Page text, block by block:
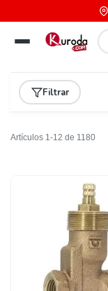
Filtrar
Artículos 1-12 de 1180